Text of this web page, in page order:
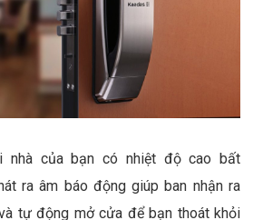
nhà của bạn có nhiệt độ cao bất
ra âm báo động giúp ban nhận ra
tự động mở cửa để bạn thoát khỏi